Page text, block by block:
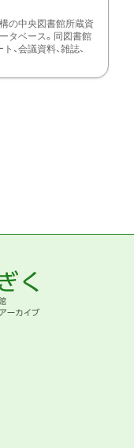
の中央図書館所蔵資
タベース。同図書館
、会議資料、雑誌、